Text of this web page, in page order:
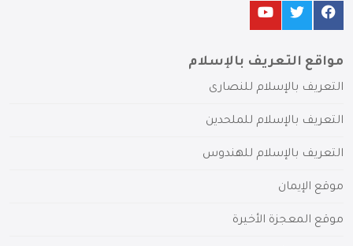
مواقع التعريف بالإسلام
التعريف بالإسلام للنصارى
التعريف بالإسلام للملحدين
التعريف بالإسلام للهندوس
موقع الإيمان
موقع المعجزة الأخيرة